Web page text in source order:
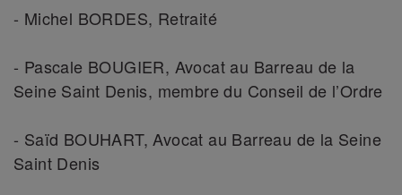
- Michel BORDES, Retraité
- Pascale BOUGIER, Avocat au Barreau de la
Seine Saint Denis, membre du Conseil de l’Ordre
- Saïd BOUHART, Avocat au Barreau de la Seine
Saint Denis